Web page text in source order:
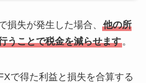
損失が発生した場合、 他の所
うことで税金を減らせます。
で得た利益と損失を合算する